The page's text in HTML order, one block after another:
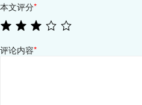
本文评分*
评论内容*